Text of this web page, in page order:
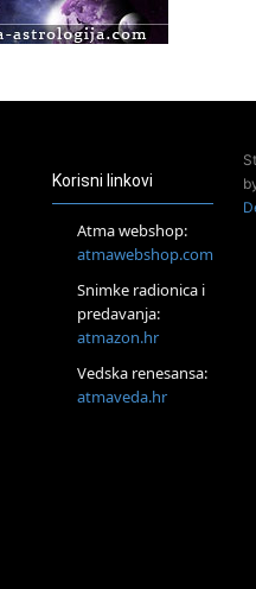
intuicije i Akaša zapisa
hipnoterapeut — nova
Zemlje
radionica sistemskih
Korisni linkovi
Atma webshop:
atmawebshop.com
Snimke radionica i
predavanja:
atmazon.hr
Vedska renesansa:
atmaveda.hr